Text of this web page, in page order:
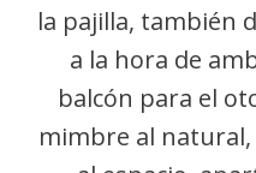
la pajilla, también
a la hora de
balcón para el
mimbre al